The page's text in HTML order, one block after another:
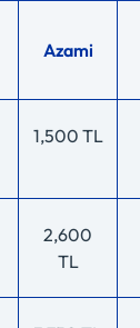
Azami
1,500 TL
2,600
TL